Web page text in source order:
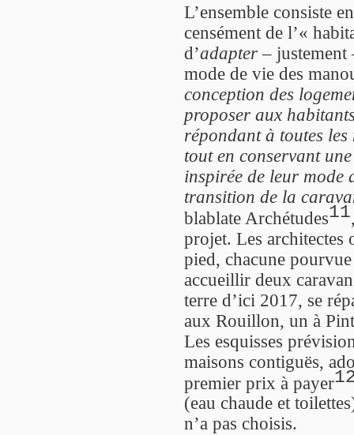
L’ensemble consiste
censément de l’«
d’adapter– justement
mode de vie des
conception des
proposer aux
répondant à toutes les
tout en conservant
inspirée de leur mode
transition de la
blablate Archétudes11
projet. Les architectes
pied, chacune
accueillir deux
terre d’ici 2017, se
aux Rouillon, un à
Les esquisses
maisons contiguës,
premier prix à payer
(eau chaude et
n’a pas choisis.